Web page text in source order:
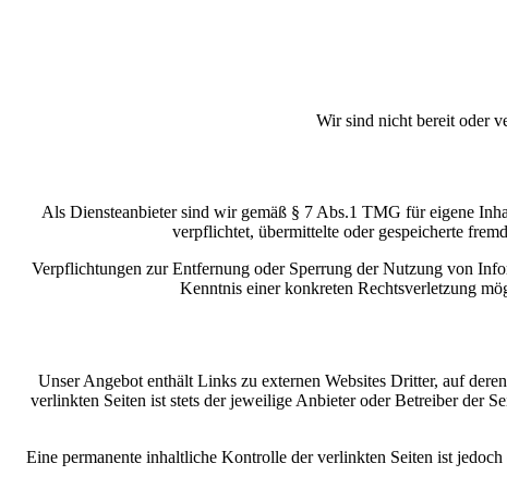
Wir sind nicht bereit oder
Als Diensteanbieter sind wir gemäß § 7 Abs.1 TMG für eigene
verpflichtet, übermittelte oder gespeicherte
Verpflichtungen zur Entfernung oder Sperrung der Nutzung von
Kenntnis einer konkreten Rechtsverletzung
Unser Angebot enthält Links zu externen Websites Dritter, auf
verlinkten Seiten ist stets der jeweilige Anbieter oder Betreiber der
Eine permanente inhaltliche Kontrolle der verlinkten Seiten ist